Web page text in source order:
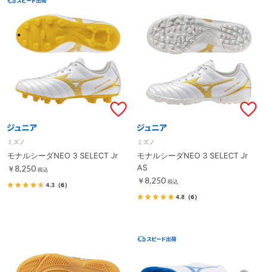
ミズノ
モナルシーダNEO 3 SELECT Jr
￥8,250 税込
4.3 （6）
ミズノ
モナルシーダNEO 3 SELECT Jr
AS
￥8,250 税込
4.8 （6）